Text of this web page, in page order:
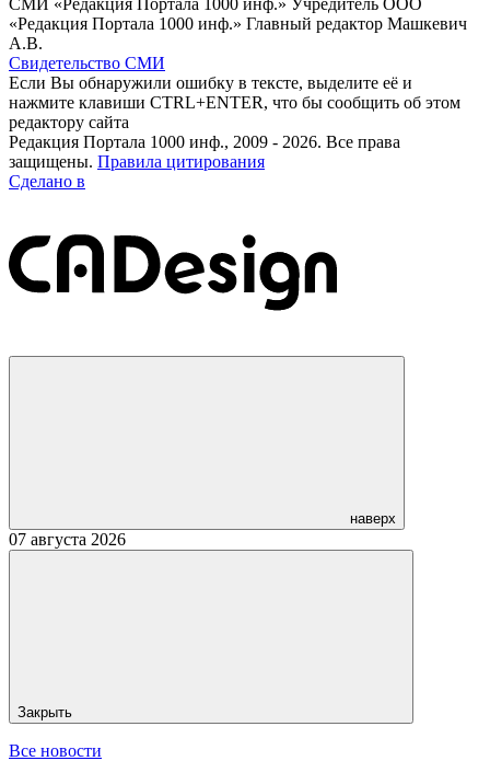
«Редакция Портала 1000 инф.» Главный редактор Машкевич
А.В.
Свидетельство СМИ
Если Вы обнаружили ошибку в тексте, выделите её и
нажмите клавиши CTRL+ENTER, что бы сообщить об этом
редактору сайта
Редакция Портала 1000 инф., 2009 - 2026. Все права
защищены. Правила цитирования
Сделано в
наверх
07 августа 2026
Закрыть
Все новости